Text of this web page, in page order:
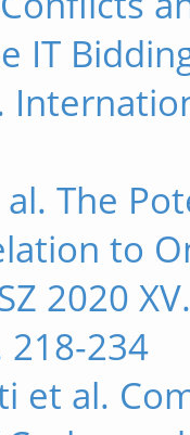
IT
The
to
2020
218-234
et al.